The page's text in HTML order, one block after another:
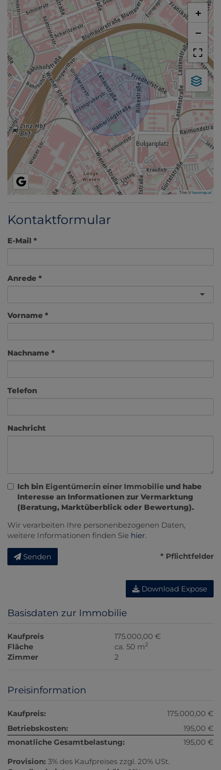
+
−
Tiles ©basemap.at
Kontaktformular
E-Mail
Anrede
Vorname
Nachname
Telefon
Nachricht
Ich bin Eigentümer:in einer Immobilie und habe
Interesse an Informationen zur Vermarktung
(Beratung, Marktüberblick oder Bewertung).
Wir verarbeiten Ihre personenbezogenen Daten,
weitere Informationen finden Sie hier.
Senden * Pflichtfelder
Download Expose
Basisdaten zur Immobilie
Kaufpreis
175.000,00 €
Fläche
ca. 50 m2
Zimmer 2
Preisinformation
Kaufpreis:
175.000,00 €
Betriebskosten:
195,00 €
monatliche Gesamtbelastung:
195,00 €
Provision: 3% des Kaufpreises zzgl. 20% USt.